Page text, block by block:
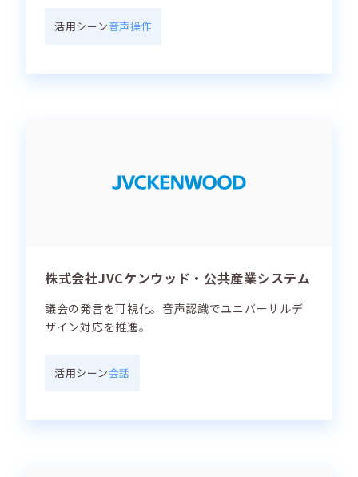
活用シーン音声操作
株式会社JVCケンウッド・公共産業システム
議会の発言を可視化。音声認識でユニバーサルデ
ザイン対応を推進。
活用シーン会話